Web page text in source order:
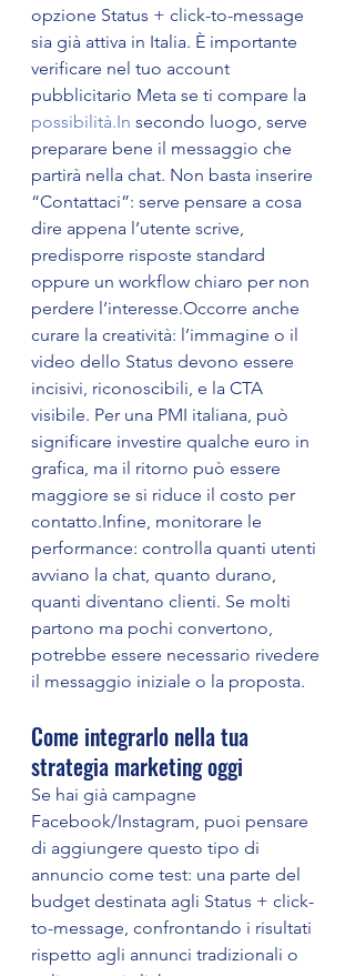
opzione Status + click-to-message
sia già attiva in Italia. È importante
verificare nel tuo account
pubblicitario Meta se ti compare la
possibilità.In secondo luogo, serve
preparare bene il messaggio che
partirà nella chat. Non basta inserire
“Contattaci”: serve pensare a cosa
dire appena l’utente scrive,
predisporre risposte standard
oppure un workflow chiaro per non
perdere l’interesse.Occorre anche
curare la creatività: l’immagine o il
video dello Status devono essere
incisivi, riconoscibili, e la CTA
visibile. Per una PMI italiana, può
significare investire qualche euro in
grafica, ma il ritorno può essere
maggiore se si riduce il costo per
contatto.Infine, monitorare le
performance: controlla quanti utenti
avviano la chat, quanto durano,
quanti diventano clienti. Se molti
partono ma pochi convertono,
potrebbe essere necessario rivedere
il messaggio iniziale o la proposta.
Come integrarlo nella tua
strategia marketing oggi
Se hai già campagne
Facebook/Instagram, puoi pensare
di aggiungere questo tipo di
annuncio come test: una parte del
budget destinata agli Status + click-
to-message, confrontando i risultati
rispetto agli annunci tradizionali o